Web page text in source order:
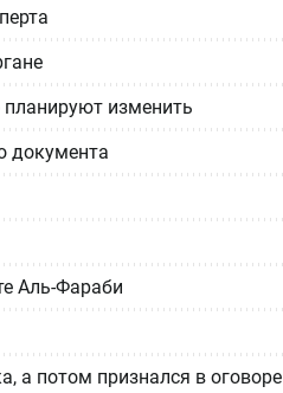
изменить
документа
Аль-Фараби
а потом признался в оговоре